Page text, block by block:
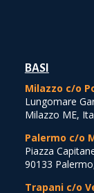
BASI
Milazzo c/o
Lungomare
Milazzo ME,
Palermo c/o
Piazza
90133
Trapani c/o